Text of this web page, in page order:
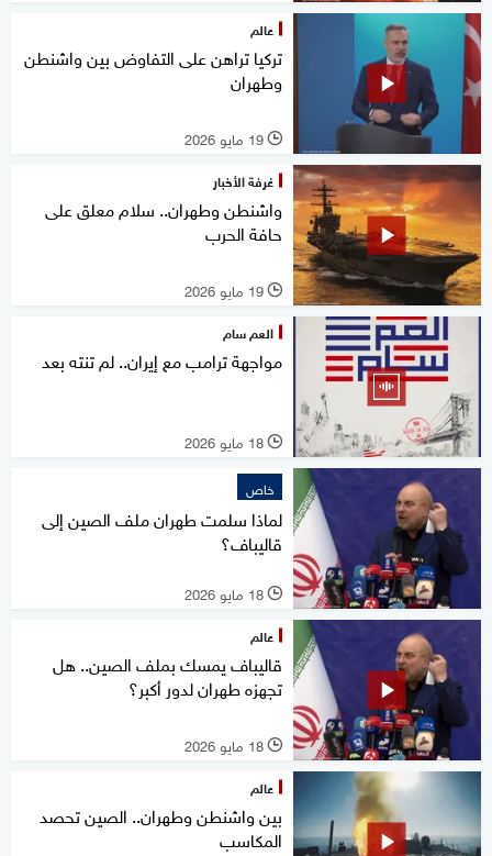
عالم
تركيا تراهن على التفاوض بين واشنطن
وطهران
l 19 مايو 2026
غرفة الأخبار
واشنطن وطهران.. سلام معلق على
حافة الحرب
l 19 مايو 2026
العم سام
مواجهة ترامب مع إيران.. لم تنته بعد
l 18 مايو 2026
خاص
لماذا سلمت طهران ملف الصين إلى
قاليباف؟
l 18 مايو 2026
عالم
قاليباف يمسك بملف الصين.. هل
تجهزه طهران لدور أكبر؟
l 18 مايو 2026
عالم
بين واشنطن وطهران.. الصين تحصد
المكاسب